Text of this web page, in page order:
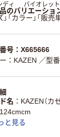
ディ バイオレット
のバリエーショ
」「カラー」「販
号：X665666
：KAZEN ／型
名
KAZEN（カ
124cmcm
と見る